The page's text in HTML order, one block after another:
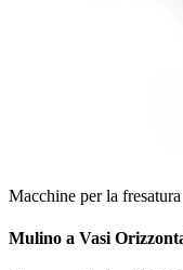
Macchine per la fresatura
Mulino a Vasi